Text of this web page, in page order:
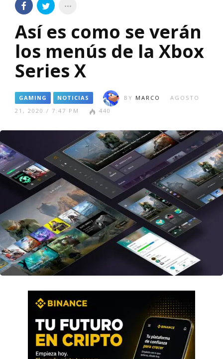
Así es como se verán
los menús de la Xbox
Series X
GAMING NOTICIAS BY MARCO
AGOSTO
21, 2020 / 7:47 PM
440